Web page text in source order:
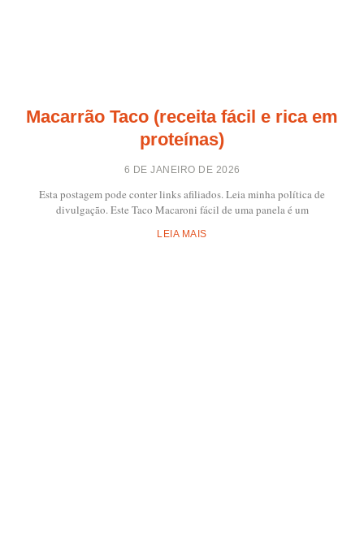
Macarrão Taco (receita fácil e rica em
proteínas)
6 DE JANEIRO DE 2026
Esta postagem pode conter links afiliados. Leia minha política de
divulgação. Este Taco Macaroni fácil de uma panela é um
LEIA MAIS